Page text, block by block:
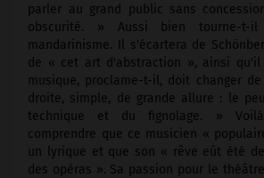
parler au grand public sans
obscurité. » Aussi bien tourne-
mandarinisme. Il s'écartera de
de « cet art d'abstraction », ainsi qu'il
musique, proclame-t-il, doit changer
droite, simple, de grande allure : le
technique et du fignolage. »
comprendre que ce musicien «
un lyrique et que son « rêve eût été
des opéras ». Sa passion pour le